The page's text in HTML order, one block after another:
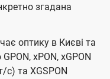
згадана
оптику в Києві та
xPON, xGPON
с) та XGSPON